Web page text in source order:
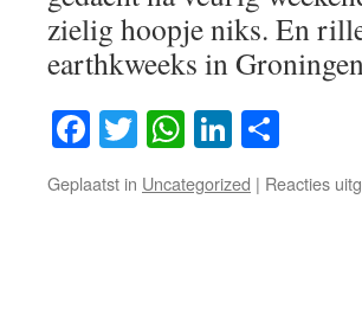
zielig hoopje niks. En
earthkweeks in
Facebook
TwitterWhatsApp
LinkedIn
Geplaatst in Uncategorized | Reacties